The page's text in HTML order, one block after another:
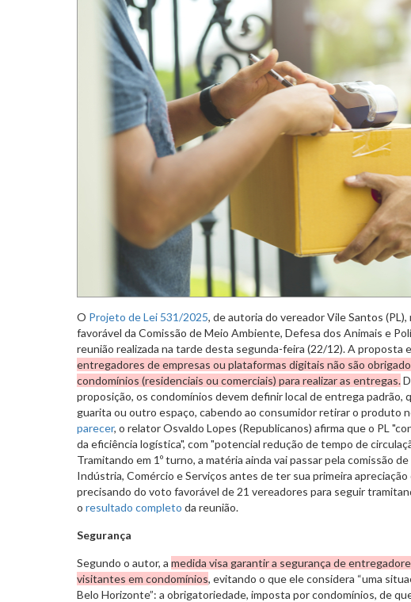
O Projeto de Lei 531/2025, de autoria do vereador Vile Santos
favorável da Comissão de Meio Ambiente, Defesa dos Animais e
reunião realizada na tarde desta segunda-feira (22/12). A proposta
entregadores de empresas ou plataformas digitais não são
condomínios (residenciais ou comerciais) para realizar as entregas.
proposição, os condomínios devem definir local de entrega padrão,
guarita ou outro espaço, cabendo ao consumidor retirar o produto
parecer, o relator Osvaldo Lopes (Republicanos) afirma que o PL
da eficiência logística", com "potencial redução de tempo de
Tramitando em 1º turno, a matéria ainda vai passar pela comissão
Indústria, Comércio e Serviços antes de ter sua primeira apreciação
precisando do voto favorável de 21 vereadores para seguir
o resultado completo da reunião.
Segurança
Segundo o autor, a medida visa garantir a segurança de
visitantes em condomínios, evitando o que ele considera “uma
Belo Horizonte”: a obrigatoriedade, imposta por condomínios, de